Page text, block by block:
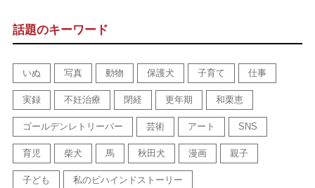
話題のキーワード
いぬ 写真 動物 保護犬 子育て 仕事
実録 不妊治療 閉経 更年期 和栗恵
ゴールデンレトリーバー 芸術 アート SNS
育児 柴犬 馬 秋田犬 漫画 親子
子ども 私のビハインドストーリー